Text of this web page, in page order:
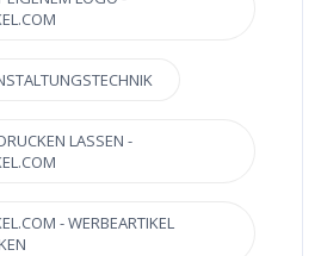
LASSEN -
- WERBEARTIKEL